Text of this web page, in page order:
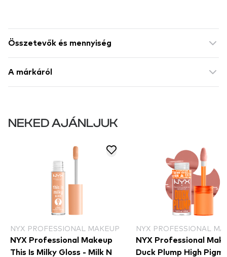
Összetevők és mennyiség
A márkáról
NEKED AJÁNLJUK
NYX PROFESSIONAL MAKEUP
NYX Professional Makeup
This Is Milky Gloss - Milk N
NYX PROFESSIONAL
NYX Professional
Duck Plump High